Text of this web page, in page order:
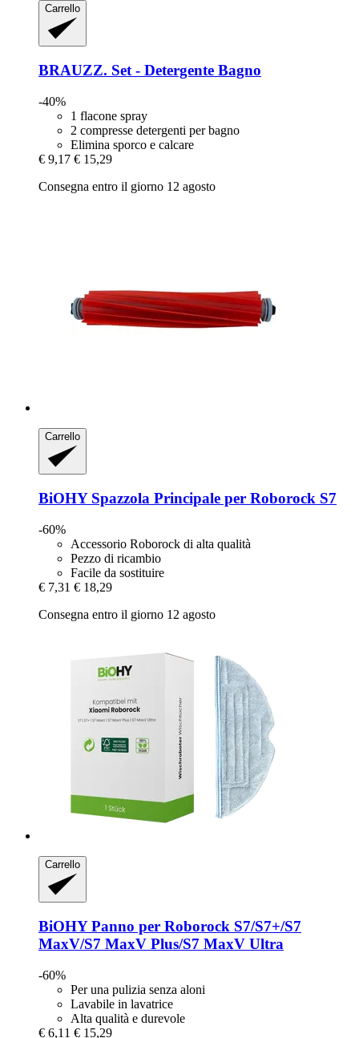
Carrello
BRAUZZ. Set -​ Detergente Bagno
-40%
1 flacone spray
2 compresse detergenti per bagno
Elimina sporco e calcare
€ 9,17 € 15,29
Consegna entro il giorno 12 agosto
Carrello
BiOHYSpazzola Principale per Roborock S7
-60%
Accessorio Roborock di alta qualità
Pezzo di ricambio
Facile da sostituire
€ 7,31 € 18,29
Consegna entro il giorno 12 agosto
Carrello
BiOHYPanno per Roborock S7/S7+/S7
MaxV/S7 MaxV Plus/S7 MaxV Ultra
-60%
Per una pulizia senza aloni
Lavabile in lavatrice
Alta qualità e durevole
€ 6,11 € 15,29